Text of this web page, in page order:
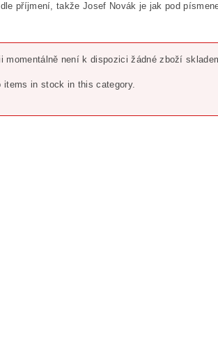
příjmení, takže Josef Novák je jak pod
momentálně není k dispozici žádné zboží
items in stock in this category.